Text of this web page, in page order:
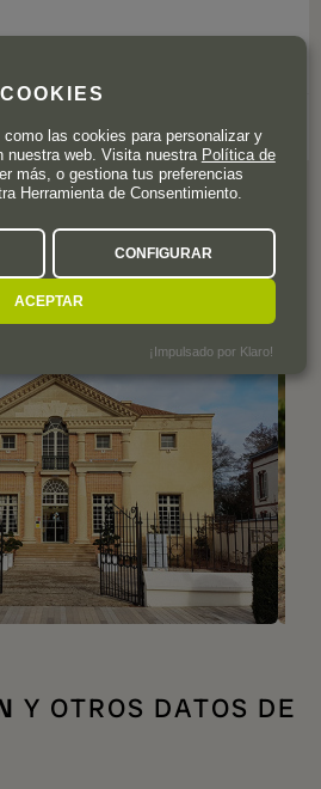
DE
Y OTROS DATOS DE
COOKIES
las cookies para personalizar y
nuestra web. Visita nuestra Política de
más, o gestiona tus preferencias
Herramienta de Consentimiento.
CONFIGURAR
ACEPTAR
¡Impulsado por Klaro!